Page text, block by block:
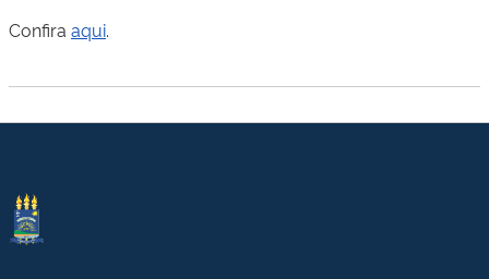
Confira aqui.